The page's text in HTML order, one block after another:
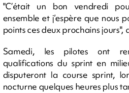
"C’était un bon vendredi
ensemble et j’espère que nous
points ces deux prochains jours",
Samedi, les pilotes ont
qualifications du sprint en
disputeront la course sprint,
nocturne quelques heures plus